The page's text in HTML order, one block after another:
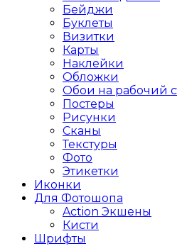
Бейджи
Буклеты
Визитки
Карты
Наклейки
Обложки
Обои на рабочий
Постеры
Рисунки
Сканы
Текстуры
Фото
Этикетки
Иконки
Для Фотошопа
Action Экшены
Кисти
Шрифты